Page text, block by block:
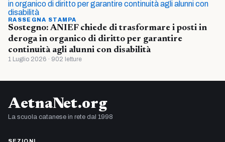
RASSEGNA STAMPA
Sostegno: ANIEF chiede di trasformare i posti in
deroga in organico di diritto per garantire
continuità agli alunni con disabilità
1 Luglio 2026 · 902 letture
AetnaNet.org
La scuola catanese in rete dal 1998